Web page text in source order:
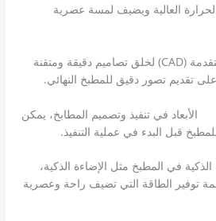
العالية ويضيف لمسة عصرية
نستخدم تقنيات التصميم المتقدمة (CAD) لخلق تصاميم دقيقة ومتقنة
تقديم تصور دقيق للمطبخ النهائي.
الأبعاد في تنفيذ وتصميم المطابخ، يمكن
قبل البدء في عملية التنفيذ.
في المطبخ مثل الإضاءة الذكية،
توفير الطاقة التي تضيف راحة وعصرية